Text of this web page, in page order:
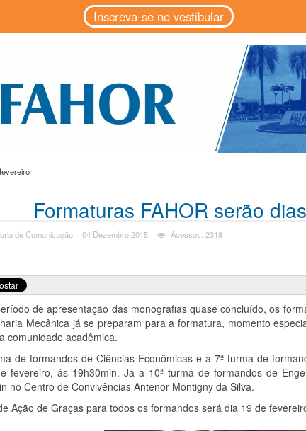
Inscreva-se no vestibular
Formaturas FAHOR serão
de Comunicação 04 Dezembro 2015 Acessos: 2318
de apresentação das monografias quase concluído, os
Mecânica já se preparam para a formatura, momento
comunidade acadêmica.
de formandos de Ciências Econômicas e a 7ª turma de
fevereiro, ás 19h30min. Já a 10ª turma de formandos de
no Centro de Convivências Antenor Montigny da Silva.
Ação de Graças para todos os formandos será dia 19 de